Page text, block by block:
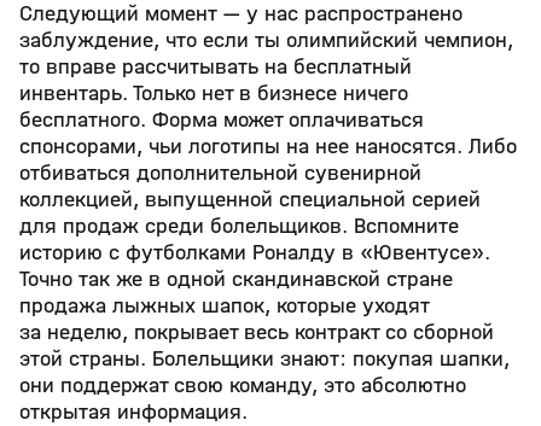
Следующий момент — у нас распространено
заблуждение, что если ты олимпийский чемпион,
то вправе рассчитывать на бесплатный
инвентарь. Только нет в бизнесе ничего
бесплатного. Форма может оплачиваться
спонсорами, чьи логотипы на нее наносятся. Либо
отбиваться дополнительной сувенирной
коллекцией, выпущенной специальной серией
для продаж среди болельщиков. Вспомните
историю с футболками Роналду в «Ювентусе».
Точно так же в одной скандинавской стране
продажа лыжных шапок, которые уходят
за неделю, покрывает весь контракт со сборной
этой страны. Болельщики знают: покупая шапки,
они поддержат свою команду, это абсолютно
открытая информация.